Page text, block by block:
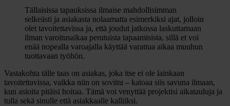
Tällaisissa tapauksissa ilmaise mahdollisimman
selkeästi ja asiakasta nolaamatta esimerkiksi ajat, jolloin
olet tavoitettavissa ja, että joudut jatkossa laskuttamaan
ilman varoitusaikaa perutuista tapaamisista, sillä et voi
enää nopealla varoajalla käyttää varattua aikaa muuhun
tuottavaan työhön.
Vastakohta tälle taas on asiakas, joka itse ei ole lainkaan
tavoitettavissa, vaikka niin on sovittu – katoaa siis savuna ilmaan,
kun asioita pitäisi hoitaa. Tämä voi venyttää projektisi aikatauluja ja
tulla sekä sinulle että asiakkaalle kalliiksi.